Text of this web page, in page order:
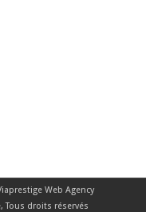
Web Agency
Tous droits réservés